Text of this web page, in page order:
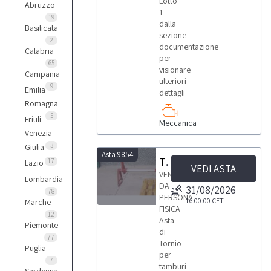
Hyundai
Oemme
1
Om
Pedrazzoli
Scm
Abruzzo
19
Basilicata
2
Calabria
65
Campania
9
Emilia
Romagna
5
Friuli
Venezia
Giulia
3
Lazio 17
Lombardia
78
Marche
12
Piemonte
77
Puglia
7
1
dalla
sezione
documentazione
per
visionare
ulteriori
dettagli
Meccanica
Asta 9854
Tornio per tamburi Ravaglioli, Cric, Muletto e Monospazzola Iteco
VENDITA
DA
PERSONA
FISICA
Asta
di
Tornio
per
tamburi
VEDI ASTA
31/08/2026
16:00:00 CET